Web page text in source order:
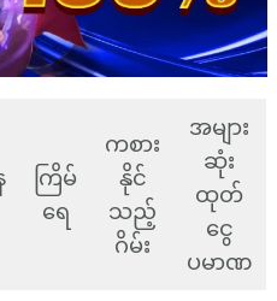
ကြိမ်
ရေ
ကစား
နိုင်
သည့်
ဂိမ်း
အများ
ဆုံး
ထုတ်
ငွေ
ပမာဏ